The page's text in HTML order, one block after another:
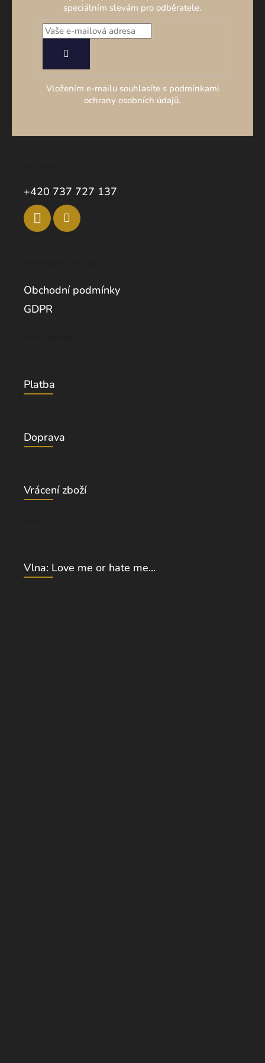
speciálním slevám pro odběratele.
SE
Vložením e-mailu souhlasíte s podmínkami
ochrany osobních údajů.
+420 737 727 137
Obchodní podmínky
GDPR
Platba
Doprava
Vrácení zboží
Vlna: Love me or hate me...